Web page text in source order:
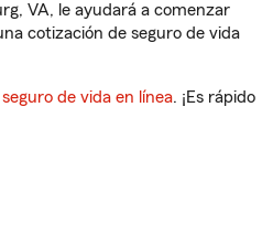
VA, le ayudará a comenzar
cotización de seguro de vida
de vida en línea. ¡Es rápido